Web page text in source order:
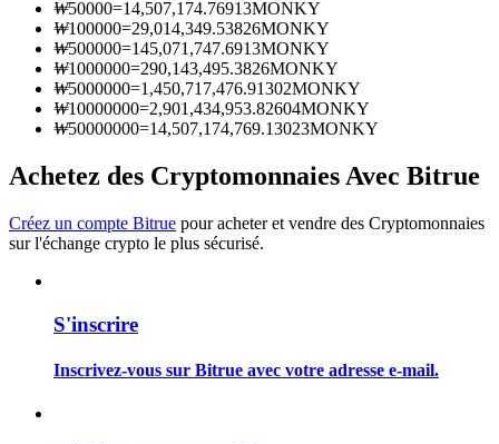
Information
Analyse de mégadonnées, y compris des informations
commerciales, etc.
₩50000=14,507,174.76913MONKY
₩100000=29,014,349.53826MONKY
₩500000=145,071,747.6913MONKY
₩1000000=290,143,495.3826MONKY
₩5000000=1,450,717,476.91302MONKY
₩10000000=2,901,434,953.82604MONKY
₩50000000=14,507,174,769.13023MONKY
Achetez des Cryptomonnaies Avec Bitrue
Créez un compte Bitrue pour acheter et vendre des Cryptomonnaies
sur l'échange crypto le plus sécurisé.
S'inscrire
Inscrivez-vous sur Bitrue avec votre adresse e-mail.